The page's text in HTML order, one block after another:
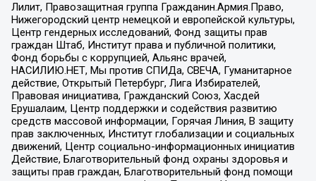
Лилит, Правозащитная группа Гражданин.Армия.Право,
Нижегородский центр немецкой и европейской культуры,
Центр гендерных исследований, Фонд защиты прав
граждан Штаб, Институт права и публичной политики,
Фонд борьбы с коррупцией, Альянс врачей,
НАСИЛИЮ.НЕТ, Мы против СПИДа, СВЕЧА, Гуманитарное
действие, Открытый Петербург, Лига Избирателей,
Правовая инициатива, Гражданский Союз, Хасдей
Ерушалаим, Центр поддержки и содействия развитию
средств массовой информации, Горячая Линия, В защиту
прав заключенных, Институт глобализации и социальных
движений, Центр социально-информационных инициатив
Действие, Благотворительный фонд охраны здоровья и
защиты прав граждан, Благотворительный фонд помощи